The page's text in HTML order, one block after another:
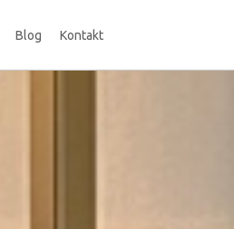
Blog Kontakt